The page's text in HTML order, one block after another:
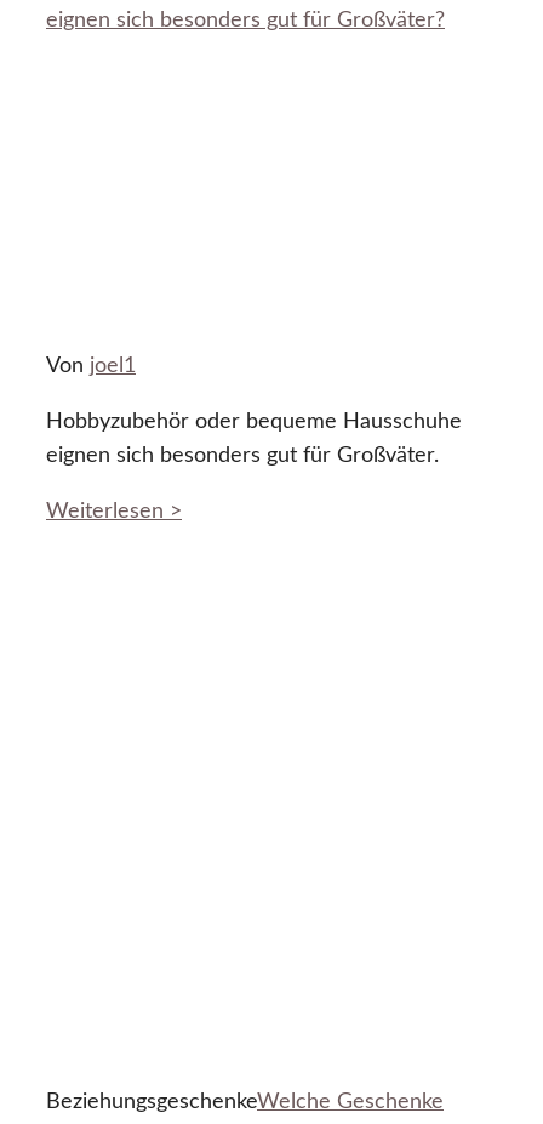
eignen sich besonders gut für Großväter?
Von joel1
Hobbyzubehör oder bequeme Hausschuhe
eignen sich besonders gut für Großväter.
Weiterlesen >
BeziehungsgeschenkeWelche Geschenke